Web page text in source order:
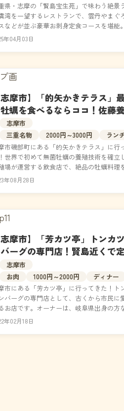
県・志摩の「賢島宝生苑」で味わう絶景
湾を一望するレストランで、雲丹やまぐ
などが並ぶ豪華お刺身定食コースを堪能
真珠が浮かぶ庭園露天風呂を楽しめる温
年04月03日
摩市】「的矢かきテラス」
蠣を食べるならココ！佐藤
史が詰まった人気ランチ｜メ
食レポ
志摩市
三重名物
2000円～3000円
ラン
市磯部町にある「的矢かきテラス」に行
世界で初めて無菌牡蠣の養殖技術を確立
場が運営する飲食店で、絶品の牡蠣料理
しめます。三重を誇るブランド”的矢かき”
年08月28日
摩市】「芳カツ亭」トンカ
ーグの専門店！賢島近くで
るなら｜メニュー・食べた感
志摩市
お肉
1000円～2000円
ディナー
市にある「芳カツ亭」に行ってきた！ト
バーグの専門店として、古くから市民に
お店です。オーナーは、岐阜県出身の方
る豚肉は「美濃ヘルシーポーク」の一択
年02月18日